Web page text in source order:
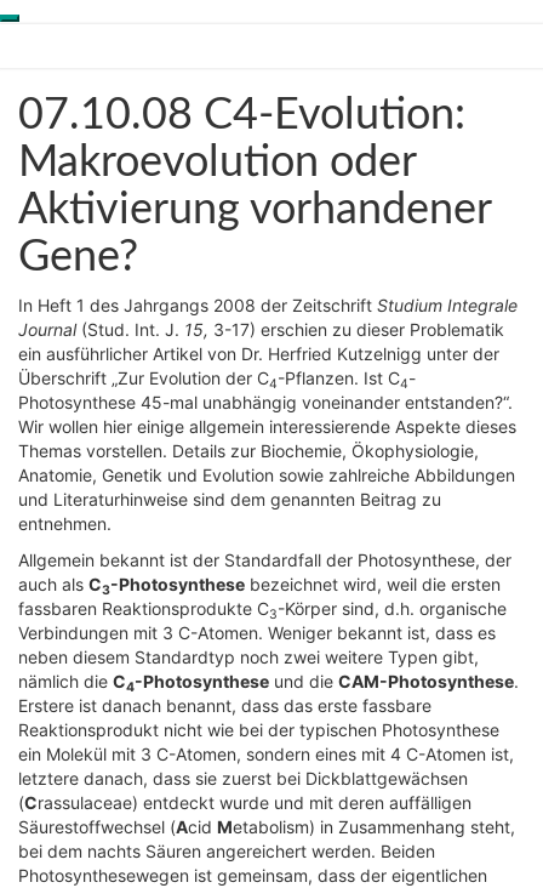
Toggle
Wissenschaft aus
Schöpfungsperspektive
07.10.08
C4-
Evolution:
Makroevolution
oder
Aktivierung
vorhandener
Gene?
07.10.08 C4-Evolution:
Makroevolution oder
Aktivierung vorhandener
Gene?
In Heft 1 des Jahrgangs 2008 der Zeitschrift Studium Integrale
Journal(Stud. Int. J. 15, 3-17) erschien zu dieser Problematik
ein ausführlicher Artikel von Dr. Herfried Kutzelnigg unter der
Überschrift „Zur Evolution der C4-Pflanzen. Ist C4-
Photosynthese 45-mal unabhängig voneinander entstanden?“.
Wir wollen hier einige allgemein interessierende Aspekte dieses
Themas vorstellen. Details zur Biochemie, Ökophysiologie,
Anatomie, Genetik und Evolution sowie zahlreiche Abbildungen
und Literaturhinweise sind dem genannten Beitrag zu
entnehmen.
Allgemein bekannt ist der Standardfall der Photosynthese, der
auch als C3-Photosynthese bezeichnet wird, weil die ersten
fassbaren Reaktionsprodukte C3-Körper sind, d.h. organische
Verbindungen mit 3 C-Atomen. Weniger bekannt ist, dass es
neben diesem Standardtyp noch zwei weitere Typen gibt,
nämlich die C4-Photosynthese und die CAM-Photosynthese.
Erstere ist danach benannt, dass das erste fassbare
Reaktionsprodukt nicht wie bei der typischen Photosynthese
ein Molekül mit 3 C-Atomen, sondern eines mit 4 C-Atomen ist,
letztere danach, dass sie zuerst bei Dickblattgewächsen
(Crassulaceae) entdeckt wurde und mit deren auffälligen
Säurestoffwechsel (Acid Metabolism) in Zusammenhang steht,
bei dem nachts Säuren angereichert werden. Beiden
Photosynthesewegen ist gemeinsam, dass der eigentlichen